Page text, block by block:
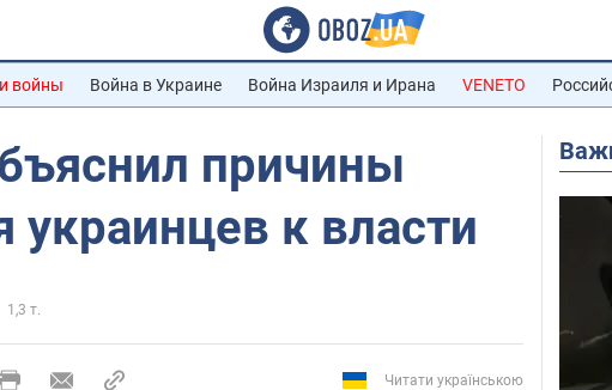
войны Война в Украине Война Израиля и Ирана VENETO
причины
украинцев к власти
1,3 т.
Читати українською